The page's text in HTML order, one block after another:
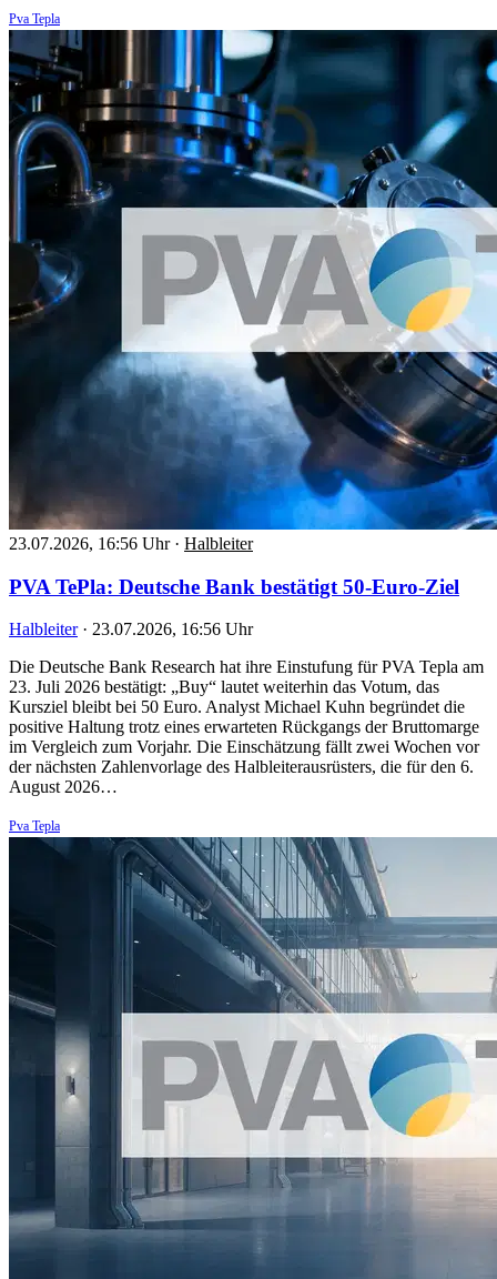
Pva Tepla
23.07.2026, 16:56 Uhr · Halbleiter
PVA TePla: Deutsche Bank bestätigt 50-Euro-Ziel
Halbleiter · 23.07.2026, 16:56 Uhr
Die Deutsche Bank Research hat ihre Einstufung für PVA Tepla am
23. Juli 2026 bestätigt: „Buy“ lautet weiterhin das Votum, das
Kursziel bleibt bei 50 Euro. Analyst Michael Kuhn begründet die
positive Haltung trotz eines erwarteten Rückgangs der Bruttomarge
im Vergleich zum Vorjahr. Die Einschätzung fällt zwei Wochen vor
der nächsten Zahlenvorlage des Halbleiterausrüsters, die für den 6.
August 2026…
Pva Tepla